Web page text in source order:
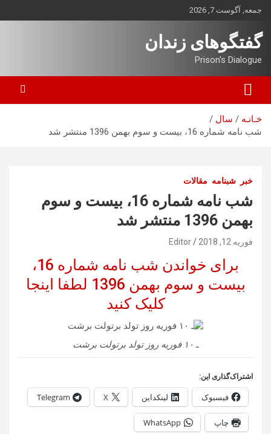
بروید
جمعه, آگوست 7, 2026
گفتگوهای زندان
Prison's Dialogue
خـانـه
سال
شب نامه شماره 16، بیست و سوم بهمن 1396 منتشر شد
خبر شبنامه مقالات
شب نامه شماره 16، بیست و سوم
بهمن 1396 منتشر شد
فوریه 12, 2018 Editor
برای خواندن شب نامه شماره 16،
بیست و سوم بهمن 1396 لطفا اینجا
کلیک کنید
ـ ۱۰ فوریه روز تولد برتولت برشت
اشتراک‌گذاری این:
فیسبوک لینکداین X
Telegram
چاپ WhatsApp